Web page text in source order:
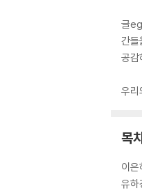
글
간들
공감
우리
목
이은
유하